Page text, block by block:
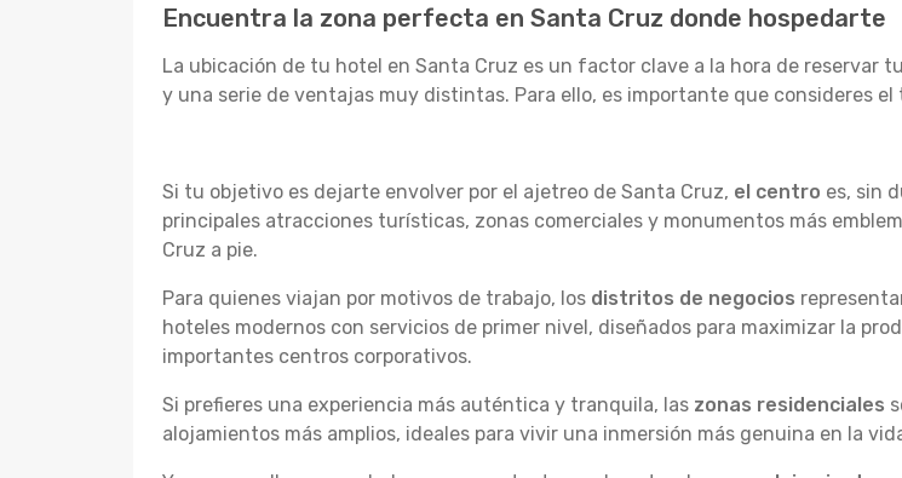
Encuentra la zona perfecta en Santa Cruz donde hospedarte
La ubicación de tu hotel en Santa Cruz es un factor clave a la hora de reservar
y una serie de ventajas muy distintas. Para ello, es importante que consideres
Si tu objetivo es dejarte envolver por el ajetreo de Santa Cruz, el centro es, sin
principales atracciones turísticas, zonas comerciales y monumentos más
Cruz a pie.
Para quienes viajan por motivos de trabajo, los distritos de negocios
hoteles modernos con servicios de primer nivel, diseñados para maximizar la
importantes centros corporativos.
Si prefieres una experiencia más auténtica y tranquila, las zonas residenciales
alojamientos más amplios, ideales para vivir una inmersión más genuina en la